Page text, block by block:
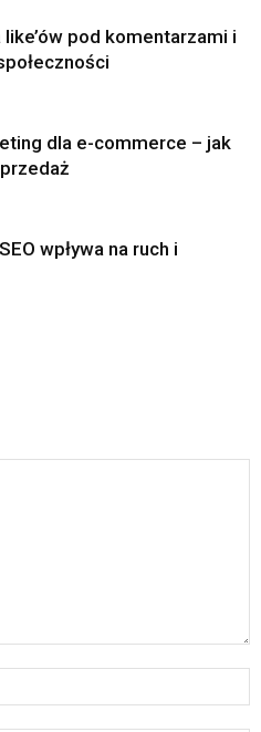
pod komentarzami i
dla e-commerce – jak
wpływa na ruch i